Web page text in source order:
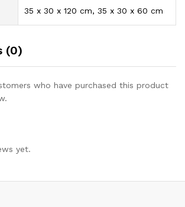
35 x 30 x 120 cm, 35 x 30 x 60 cm
(0)
who have purchased this product
yet.